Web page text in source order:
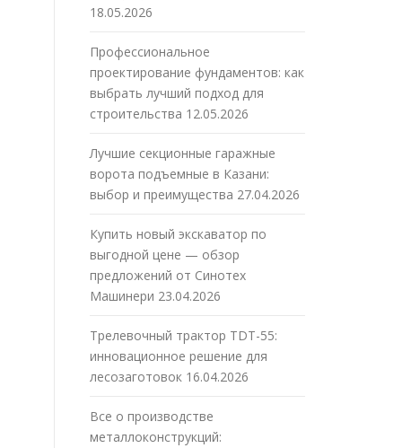
18.05.2026
Профессиональное
проектирование фундаментов: как
выбрать лучший подход для
строительства 12.05.2026
Лучшие секционные гаражные
ворота подъемные в Казани:
выбор и преимущества 27.04.2026
Купить новый экскаватор по
выгодной цене — обзор
предложений от Синотех
Машинери 23.04.2026
Трелевочный трактор TDT-55:
инновационное решение для
лесозаготовок 16.04.2026
Все о производстве
металлоконструкций: